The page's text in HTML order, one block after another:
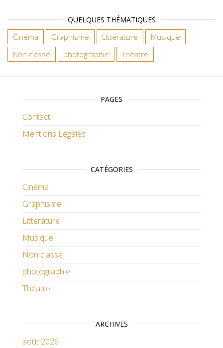
QUELQUES THÉMATIQUES
Cinéma Graphisme Littérature
Musique
Non classé
photographie Théatre
PAGES
Contact
Mentions Légales
CATÉGORIES
Cinéma
Graphisme
Littérature
Musique
Non classé
photographie
Théatre
ARCHIVES
août 2026